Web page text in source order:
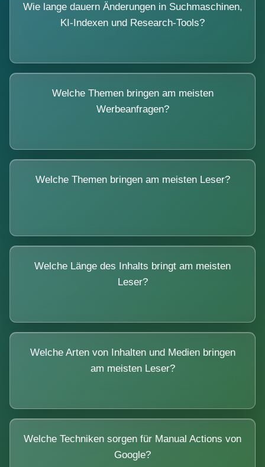
Wie lange dauern Änderungen in Suchmaschinen,
KI-Indexen und Research-Tools?
Welche Themen bringen am meisten
Werbeanfragen?
Welche Themen bringen am meisten Leser?
Welche Länge des Inhalts bringt am meisten
Leser?
Welche Arten von Inhalten und Medien bringen
am meisten Leser?
Welche Techniken sorgen für Manual Actions von
Google?